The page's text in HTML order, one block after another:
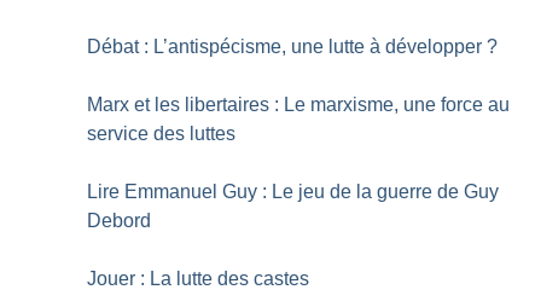
Débat : L’antispécisme, une lutte à développer ?
Marx et les libertaires : Le marxisme, une force au
service des luttes
Lire Emmanuel Guy : Le jeu de la guerre de Guy
Debord
Jouer : La lutte des castes